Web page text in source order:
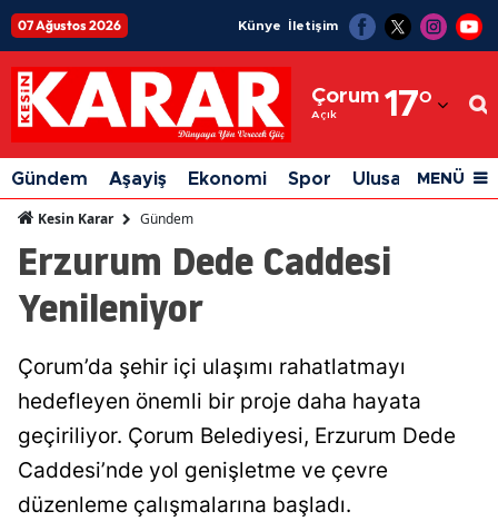
07 Ağustos 2026 Künye İletişim
Çorum
Açık 17°
Adıyaman
Afyonkarahisar
Ağrı
Amasya
Aydın
Balıkesir
Gündem Aşayiş Ekonomi Spor Ulusal Siyaset
MENÜ
Kesin Karar Gündem
Erzurum Dede Caddesi
Yenileniyor
Çorum’da şehir içi ulaşımı rahatlatmayı
hedefleyen önemli bir proje daha hayata
geçiriliyor. Çorum Belediyesi, Erzurum Dede
Caddesi’nde yol genişletme ve çevre
düzenleme çalışmalarına başladı.